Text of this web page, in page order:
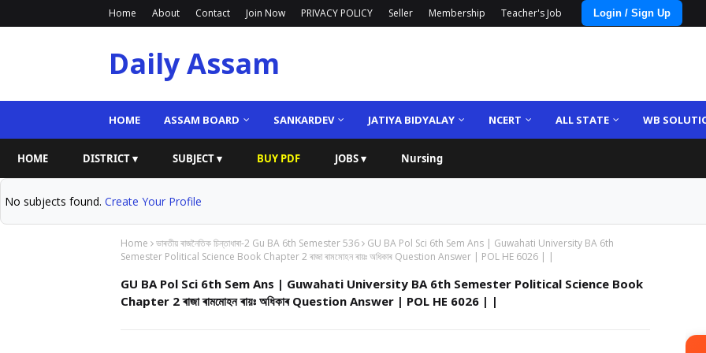
Home About Contact Join Now PRIVACY POLICY Seller Membership Teacher's Job Login / Sign Up
Daily Assam
HOME ASSAM BOARD SANKARDEV JATIYA BIDYALAY NCERT ALL STATE WB
HOME DISTRICT ▾ SUBJECT ▾ BUY PDF JOBS ▾ Nursing
No subjects found. Create Your Profile
Home ভাৰতীয় ৰাজনৈতিক চিন্তাধাৰা-2 Gu BA 6th Semester 536
GU BA Pol Sci 6th Sem Ans | Guwahati University BA 6th
Semester Political Science Book Chapter 2 ৰাজা ৰামমোহন ৰায়ঃ অধিকাৰ Question Answer | POL HE 6026 | |
GU BA Pol Sci 6th Sem Ans | Guwahati University BA 6th Semester Political Science Book
Chapter 2 ৰাজা ৰামমোহন ৰায়ঃ অধিকাৰ Question Answer | POL HE 6026 | |